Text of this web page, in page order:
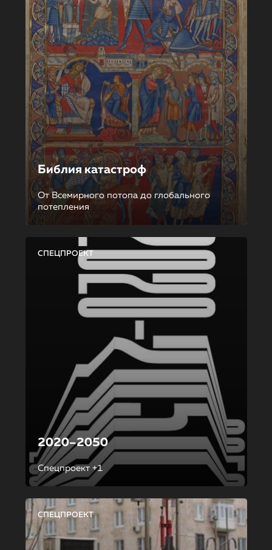
Библия катастроф
От Всемирного потопа до глобального
потепления
СПЕЦПРОЕКТ
2020–2050
Спецпроект +1
СПЕЦПРОЕКТ